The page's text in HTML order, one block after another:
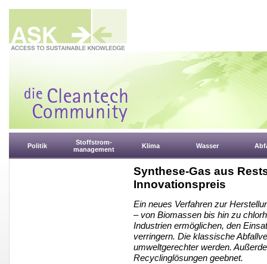
Politik
Stoffstrom-
management
Klima Wasser
Synthese-Gas aus
Innovationspreis
Ein neues Verfahren zur
– von Biomassen bis hin zu
Industrien ermöglichen, den
verringern. Die klassische
umweltgerechter werden.
Recyclinglösungen geebnet.